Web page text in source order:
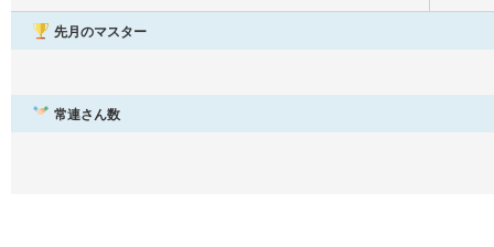
先月のマスター
常連さん数